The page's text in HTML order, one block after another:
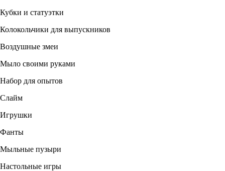
Кубки и статуэтки
Колокольчики для выпускников
Воздушные змеи
Мыло своими руками
Набор для опытов
Слайм
Игрушки
Фанты
Мыльные пузыри
Настольные игры